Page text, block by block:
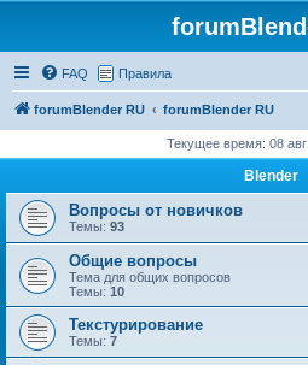
FAQ Правила
forumBlender RU forumBlender RU
Текущее время: 08
Blender
Вопросы от новичков
Темы: 93
Общие вопросы
Тема для общих вопросов
Темы: 10
Текстурирование
Темы: 7